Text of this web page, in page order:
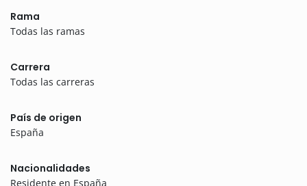
Rama
Todas las ramas
Carrera
Todas las carreras
País de origen
España
Nacionalidades
Residente en España